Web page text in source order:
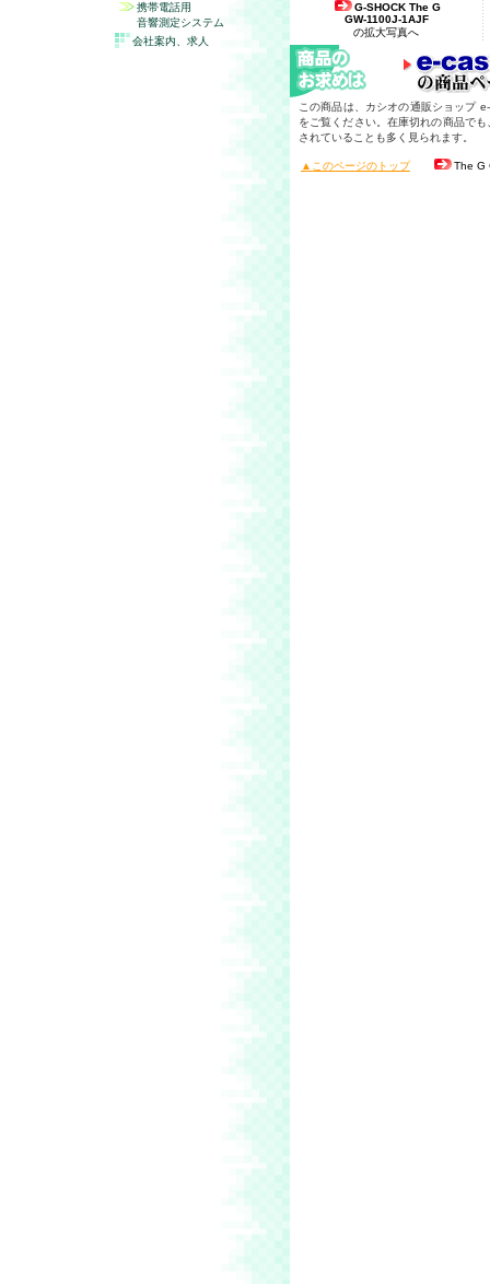
携帯電話用
音響測定システム
会社案内、求人
G-SHOCK The G
GW-1100J-1AJF
の拡大写真へ
この商品は、カシオの通販ショップ
をご覧ください。在庫切れの商品で
されていることも多く見られます。
▲このページのトップ The G